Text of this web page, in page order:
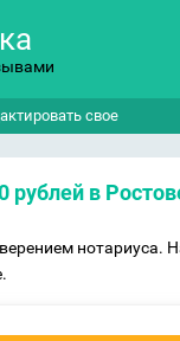
свое
рублей в
нотариуса.